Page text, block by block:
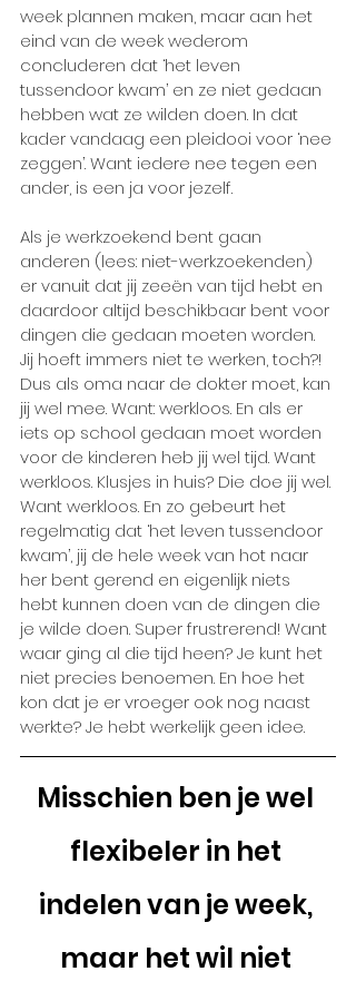
week plannen maken, maar aan het
eind van de week wederom
concluderen dat ‘het leven
tussendoor kwam’ en ze niet gedaan
hebben wat ze wilden doen. In dat
kader vandaag een pleidooi voor ‘nee
zeggen’. Want iedere nee tegen een
ander, is een ja voor jezelf.
Als je werkzoekend bent gaan
anderen (lees: niet-werkzoekenden)
er vanuit dat jij zeeën van tijd hebt en
daardoor altijd beschikbaar bent voor
dingen die gedaan moeten worden.
Jij hoeft immers niet te werken, toch?!
Dus als oma naar de dokter moet, kan
jij wel mee. Want: werkloos. En als er
iets op school gedaan moet worden
voor de kinderen heb jij wel tijd. Want
werkloos. Klusjes in huis? Die doe jij wel.
Want werkloos. En zo gebeurt het
regelmatig dat ‘het leven tussendoor
kwam’, jij de hele week van hot naar
her bent gerend en eigenlijk niets
hebt kunnen doen van de dingen die
je wilde doen. Super frustrerend! Want
waar ging al die tijd heen? Je kunt het
niet precies benoemen. En hoe het
kon dat je er vroeger ook nog naast
werkte? Je hebt werkelijk geen idee.
Misschien ben je wel
flexibeler in het
indelen van je week,
maar het wil niet